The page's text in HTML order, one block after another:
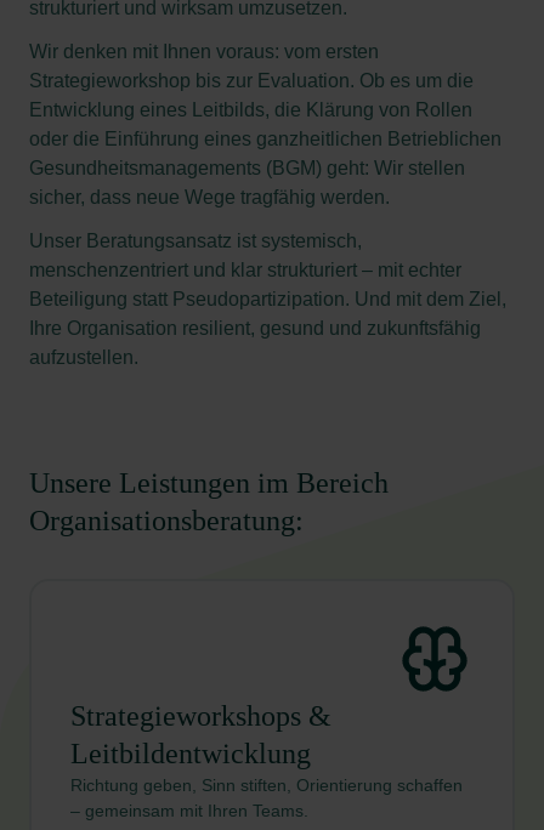
strukturiert und wirksam umzusetzen.
Wir denken mit Ihnen voraus: vom ersten
Strategieworkshop bis zur Evaluation. Ob es um die
Entwicklung eines Leitbilds, die Klärung von Rollen
oder die Einführung eines ganzheitlichen Betrieblichen
Gesundheitsmanagements (BGM) geht: Wir stellen
sicher, dass neue Wege tragfähig werden.
Unser Beratungsansatz ist systemisch,
menschenzentriert und klar strukturiert – mit echter
Beteiligung statt Pseudopartizipation. Und mit dem Ziel,
Ihre Organisation resilient, gesund und zukunftsfähig
aufzustellen.
Unsere Leistungen im Bereich
Organisationsberatung:
Strategieworkshops &
Leitbildentwicklung
Richtung geben, Sinn stiften, Orientierung schaffen
– gemeinsam mit Ihren Teams.